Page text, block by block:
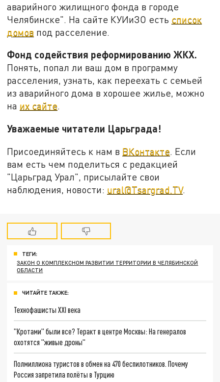
аварийного жилищного фонда в городе
Челябинске". На сайте КУИиЗО есть список
домов под расселение.
Фонд содействия реформированию ЖКХ.
Понять, попал ли ваш дом в программу
расселения, узнать, как переехать с семьей
из аварийного дома в хорошее жилье, можно
на их сайте.
Уважаемые читатели Царьграда!
Присоединяйтесь к нам в ВКонтакте. Если
вам есть чем поделиться с редакцией
"Царьград Урал", присылайте свои
наблюдения, новости: ural@Tsargrad.TV.
ТЕГИ:
ЗАКОН О КОМПЛЕКСНОМ РАЗВИТИИ ТЕРРИТОРИИ В ЧЕЛЯБИНСКОЙ
ОБЛАСТИ
ЧИТАЙТЕ ТАКЖЕ:
Технофашисты XXI века
"Кротами" были все? Теракт в центре Москвы: На генералов
охотятся "живые дроны"
Полмиллиона туристов в обмен на 470 беспилотников. Почему
Россия запретила полёты в Турцию